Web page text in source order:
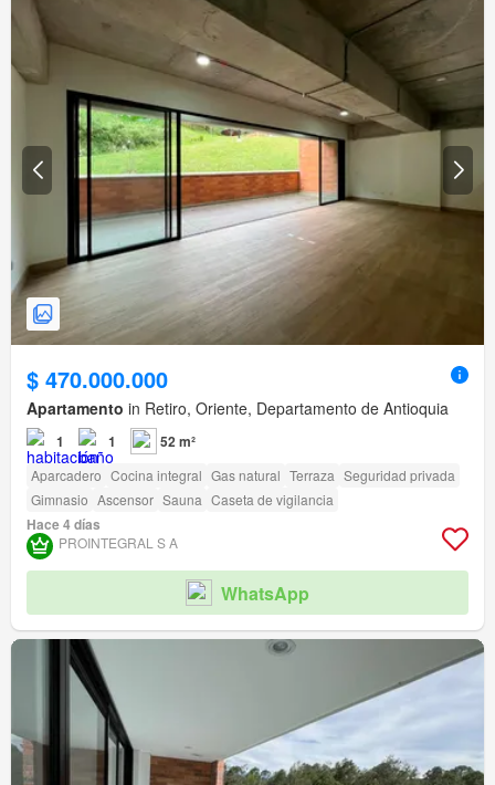
$ 470.000.000
Apartamento in Retiro, Oriente, Departamento de Antioquia
1 1 52 m²
Aparcadero Cocina integral Gas natural Terraza Seguridad privada
Gimnasio Ascensor Sauna Caseta de vigilancia
Hace 4 días
PROINTEGRAL S A
WhatsApp